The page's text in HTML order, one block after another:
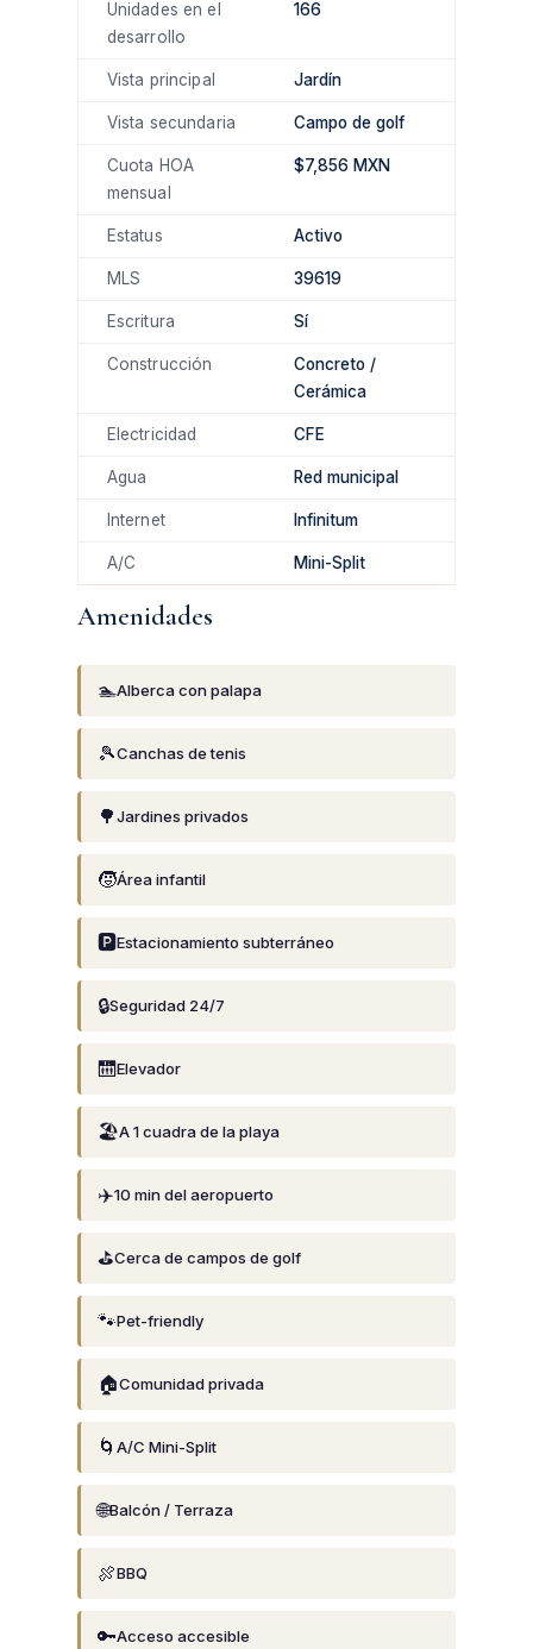
Unidades en el
desarrollo
166
Vista principal Jardín
Vista secundaria Campo de golf
Cuota HOA
mensual
$7,856 MXN
Estatus Activo
MLS 39619
Escritura Sí
Construcción
Concreto /
Cerámica
Electricidad CFE
Agua Red municipal
Internet Infinitum
A/C Mini-Split
Amenidades
🏊Alberca con palapa
🎾Canchas de tenis
🌳Jardines privados
🧒Área infantil
🅿️Estacionamiento subterráneo
🔒Seguridad 24/7
🛗Elevador
🏖️A 1 cuadra de la playa
✈️10 min del aeropuerto
⛳Cerca de campos de golf
🐾Pet-friendly
🏠Comunidad privada
🌀 A/C Mini-Split
🌐Balcón / Terraza
🍖BBQ
🔑Acceso accesible